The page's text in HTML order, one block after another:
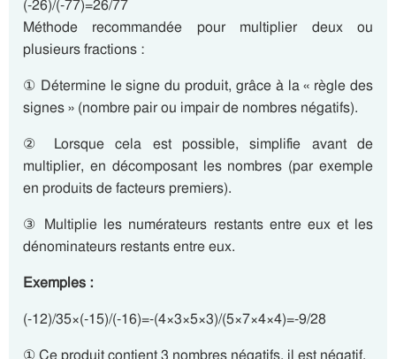
(-26)/(-77)=26/77
Méthode recommandée pour multiplier deux ou
plusieurs fractions :
① Détermine le signe du produit, grâce à la « règle des
signes » (nombre pair ou impair de nombres négatifs).
② Lorsque cela est possible, simplifie avant de
multiplier, en décomposant les nombres (par exemple
en produits de facteurs premiers).
③ Multiplie les numérateurs restants entre eux et les
dénominateurs restants entre eux.
Exemples :
(-12)/35×(-15)/(-16)=-(4×3×5×3)/(5×7×4×4)=-9/28
① Ce produit contient 3 nombres négatifs, il est négatif.